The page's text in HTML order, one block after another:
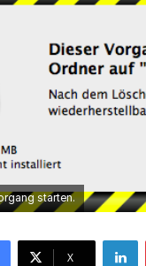
starten.
X